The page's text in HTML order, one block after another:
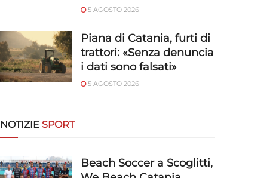
5 AGOSTO 2026
Piana di Catania, furti di
trattori: «Senza denuncia
i dati sono falsati»
5 AGOSTO 2026
NOTIZIE SPORT
Beach Soccer a Scoglitti,